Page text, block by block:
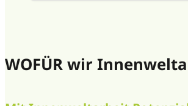
WOFÜR wir